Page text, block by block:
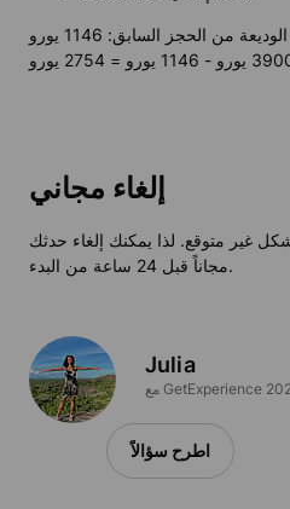
الوديعة من الحجز السابق: 1146 يورو
إلغاء مجاني
غير متوقع. لذا يمكنك إلغاء حدثك
مجاناً قبل 24 ساعة من البدء.
Julia
اطرح سؤالاً